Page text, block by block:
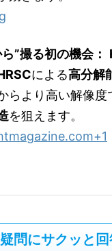
”撮る初の機会：
による高分解
らより高い解像度
を狙えます。
+1
問にサクッと